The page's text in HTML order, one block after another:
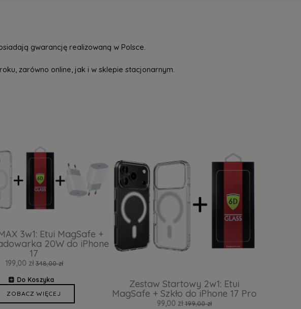
gwarancję realizowaną w Polsce.
zarówno online, jak i w sklepie stacjonarnym.
3w1: Etui MagSafe +
20W do iPhone
17
199,00 zł 348,00 zł
Do Koszyka
ZOBACZ WIĘCEJ
Zestaw Startowy 2w1: Etui
MagSafe + Szkło do iPhone 17 Pro
99,00 zł 199,00 zł